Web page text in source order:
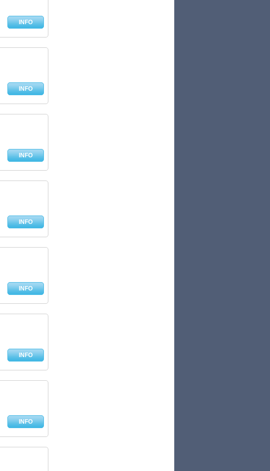
INFO
INFO
INFO
INFO
INFO
INFO
INFO